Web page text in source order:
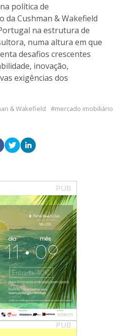
política de
da Cushman & Wakefield
na estrutura de
numa altura em que
desafios crescentes
inovação,
exigências dos
& Wakefield mercado imobiliário
PUB
PUB